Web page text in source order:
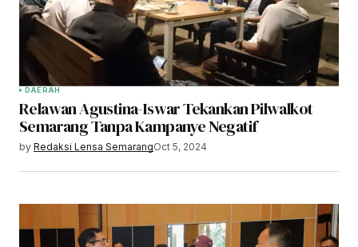
DAERAH
Relawan Agustina-Iswar Tekankan Pilwalkot
Semarang Tanpa Kampanye Negatif
by Redaksi Lensa SemarangOct 5, 2024